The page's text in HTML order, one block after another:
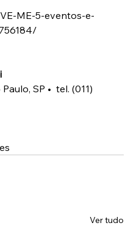
ME-5-eventos-e-
SP •  tel. (011)
Ver tudo